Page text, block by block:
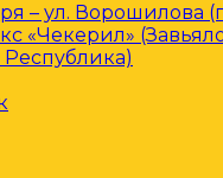
– ул. Ворошилова
«Чекерил»